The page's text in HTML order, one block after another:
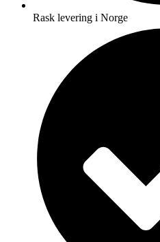
Rask levering i Norge